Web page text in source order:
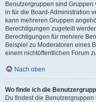
Benutzergruppen sind
in für die Board-Administration
kann mehreren Gruppen
Berechtigungen zugeteilt
Berechtigungen für mehrere
Beispiel zu Moderatoren eines
einem nichtöffentlichen Forum
Nach oben
Wo finde ich die
Du findest die